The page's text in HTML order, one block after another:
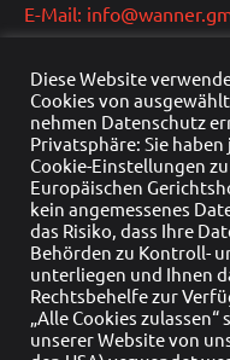
E-Mail:
Geschäftsführer: Dipl.-
Ust.-IdNr.:
HRB Nr.: HRB 22976
Handelsregister:
Diese Website
Cookies von
nehmen Datenschutz
Privatsphäre: Sie
Cookie-Einstellungen
Europäischen
kein angemessenes
das Risiko, dass Ihre
Behörden zu Kontroll-
unterliegen und Ihnen
Rechtsbehelfe zur
„Alle Cookies
unserer Website von